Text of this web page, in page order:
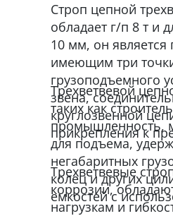
Строп цепной
обладает г/п 8 т и
10 мм, он
имеющим три
грузоподъемного
звена,
круглозвенной
прикрепления к
Трехветвевой
таких как
промышленность,
для подъема,
негабаритных
колец и других
емкостей с
Трехветвевые
коррозии,
нагрузкам и